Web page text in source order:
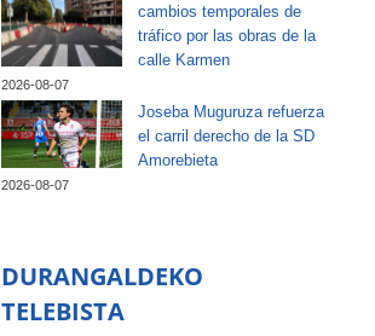
cambios temporales de
tráfico por las obras de la
calle Karmen
2026-08-07
Joseba Muguruza refuerza
el carril derecho de la SD
Amorebieta
2026-08-07
DURANGALDEKO
TELEBISTA